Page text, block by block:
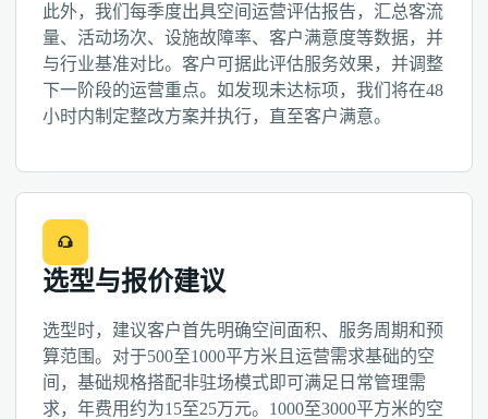
此外，我们每季度出具空间运营评估报告，汇总客流
量、活动场次、设施故障率、客户满意度等数据，并
与行业基准对比。客户可据此评估服务效果，并调整
下一阶段的运营重点。如发现未达标项，我们将在48
小时内制定整改方案并执行，直至客户满意。
选型与报价建议
选型时，建议客户首先明确空间面积、服务周期和预
算范围。对于500至1000平方米且运营需求基础的空
间，基础规格搭配非驻场模式即可满足日常管理需
求，年费用约为15至25万元。1000至3000平方米的空